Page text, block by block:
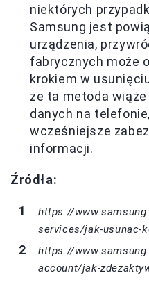
niektórych
Samsung jest
urządzenia,
fabrycznych może
krokiem w
że ta metoda
danych na
wcześniejsze
informacji.
Źródła:
https://
services/jak-usunac-
https://
account/jak-